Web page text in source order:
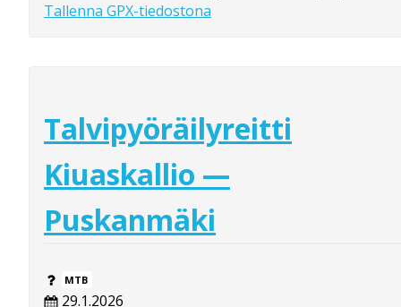
Tallenna GPX-tiedostona
Talvipyöräilyreitti
Kiuaskallio —
Puskanmäki
MTB
29.1.2026